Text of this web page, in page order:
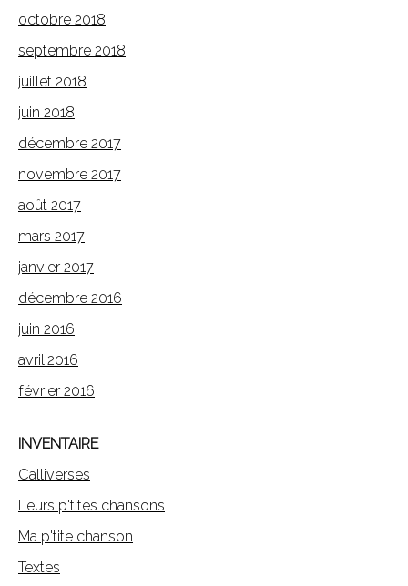
octobre 2018
septembre 2018
juillet 2018
juin 2018
décembre 2017
novembre 2017
août 2017
mars 2017
janvier 2017
décembre 2016
juin 2016
avril 2016
février 2016
INVENTAIRE
Calliverses
Leurs p'tites chansons
Ma p'tite chanson
Textes